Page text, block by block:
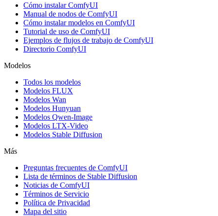
Cómo instalar ComfyUI
Manual de nodos de ComfyUI
Cómo instalar modelos en ComfyUI
Tutorial de uso de ComfyUI
Ejemplos de flujos de trabajo de ComfyUI
Directorio ComfyUI
Modelos
Todos los modelos
Modelos FLUX
Modelos Wan
Modelos Hunyuan
Modelos Qwen-Image
Modelos LTX-Video
Modelos Stable Diffusion
Más
Preguntas frecuentes de ComfyUI
Lista de términos de Stable Diffusion
Noticias de ComfyUI
Términos de Servicio
Política de Privacidad
Mapa del sitio